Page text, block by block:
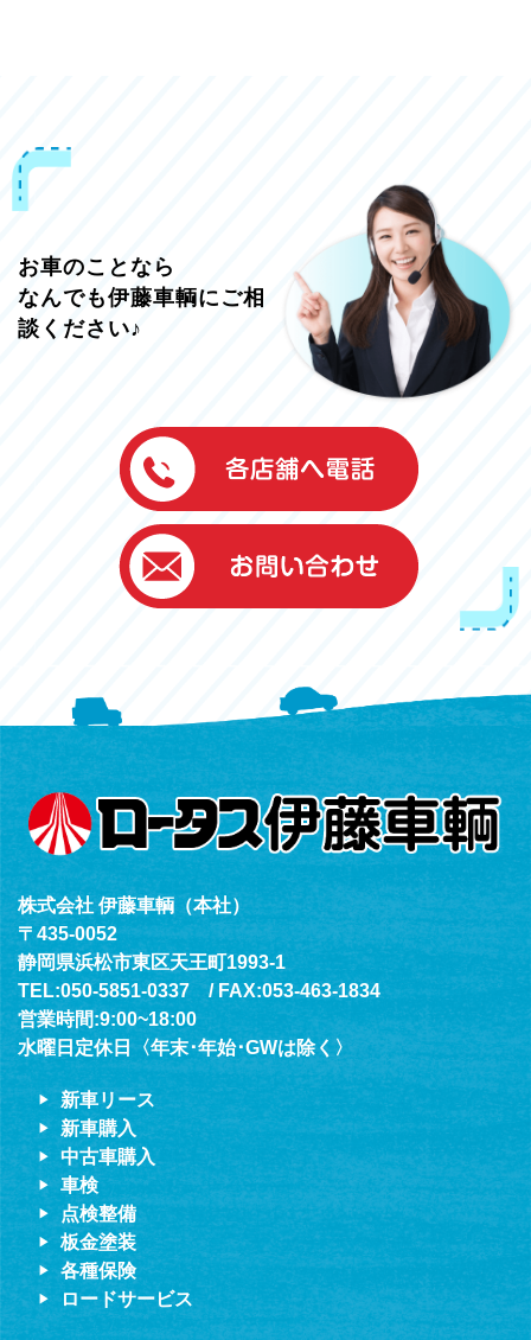
お車のことなら
なんでも伊藤車輌にご相
談ください♪
伊藤車輌（本社）
050-5851-0337
グッドワン浜松
050-5851-0338
浜北店
050-5851-0339
（年中無休24h対応）
株式会社 伊藤車輌（本社）
〒435-0052
静岡県浜松市東区天王町1993-1
TEL:050-5851-0337 / FAX:053-463-1834
営業時間:9:00~18:00
水曜日定休日〈年末･年始･GWは除く〉
新車リース
新車購入
中古車購入
車検
点検整備
板金塗装
各種保険
ロードサービス